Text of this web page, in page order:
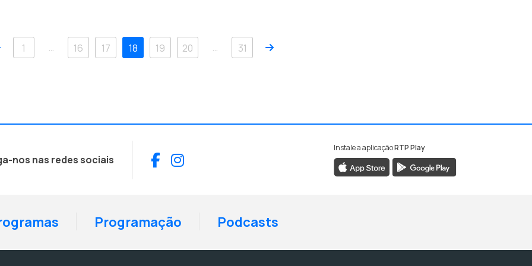
Anterior
1 … 16 17 18 19 20 … 31 Próximo
nos nas redes sociais Facebook
Instagram
Instale a aplicaçãoRTP Play
Programação Podcasts